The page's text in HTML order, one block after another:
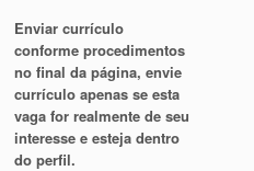
Enviar currículo
conforme procedimentos
no final da página, envie
currículo apenas se esta
vaga for realmente de seu
interesse e esteja dentro
do perfil.